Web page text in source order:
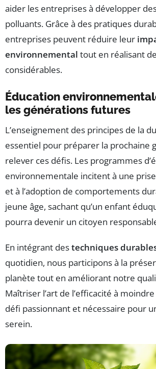
aider les entreprises à développer
polluants. Grâce à des pratiques
entreprises peuvent réduire leur
environnemental tout en réalisant
considérables.
Éducation
les générations futures
L’enseignement des principes de la
essentiel pour préparer la prochaine
relever ces défis. Les programmes
environnementale incitent à une
et à l’adoption de comportements
jeune âge, sachant qu’un enfant
pourra devenir un citoyen
En intégrant destechniques
quotidien, nous participons à la
planète tout en améliorant notre
Maîtriser l’art de l’efficacité à
défi passionnant et nécessaire pour
serein.